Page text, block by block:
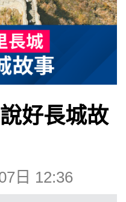
好長城故
日 12:36